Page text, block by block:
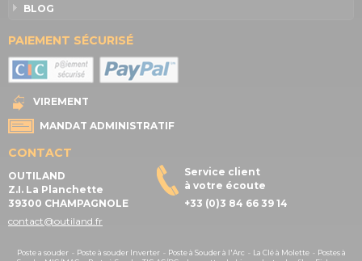
BLOG
PAIEMENT SÉCURISÉ
VIREMENT
MANDAT ADMINISTRATIF
CONTACT
OUTILAND
Z.I. La Planchette
39300 CHAMPAGNOLE
contact@outiland.fr
Service client
à votre écoute
+33 (0)3 84 66 39 14
Poste a souder- Poste à souder Inverter- Poste à Souder à l'Arc - La Clé à Molette- Postes à